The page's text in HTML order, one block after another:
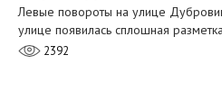
Левые повороты на улице
улице появилась сплошная
2392